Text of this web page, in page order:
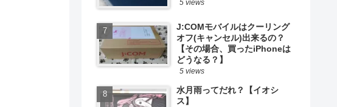
5 views
J:COMモバイルはクーリング
オフ(キャンセル)出来るの？
【その場合、買ったiPhoneは
どうなる？】
5 views
水月雨ってだれ？【イオシ
ス】